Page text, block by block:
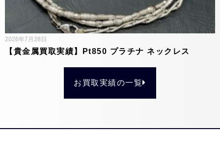
【貴金属買取実績】Pt850 プラチナ ネックレス
2026年7月28日
お買取実績の一覧